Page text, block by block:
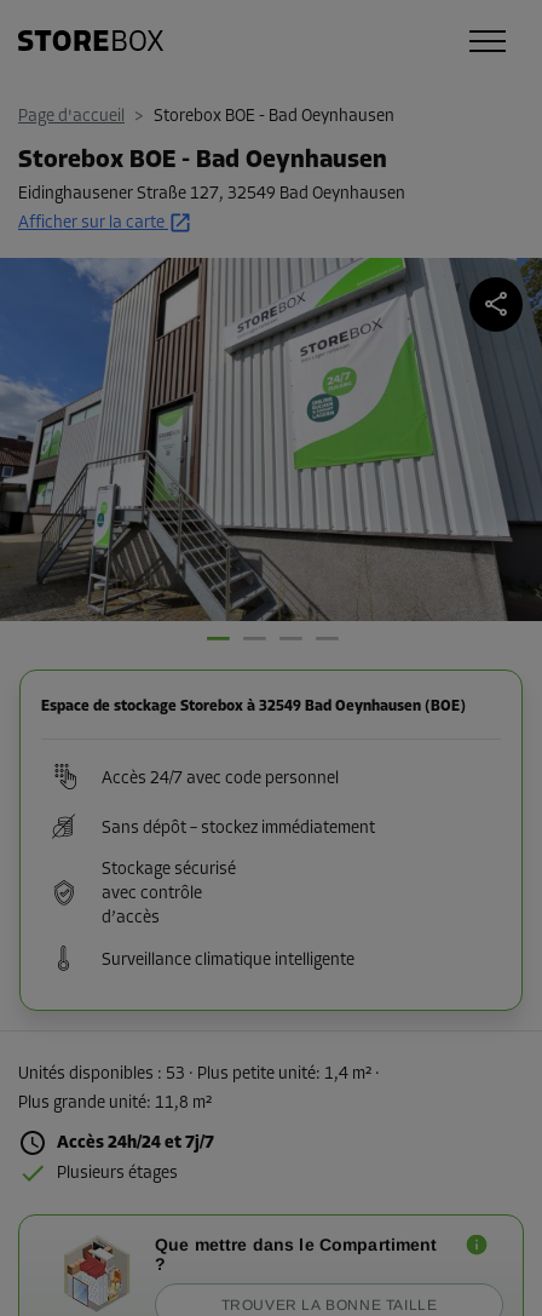
Page d'accueil > Storebox BOE - Bad Oeynhausen
Storebox BOE - Bad Oeynhausen
Eidinghausener Straße 127, 32549 Bad Oeynhausen
Afficher sur la carte
Espace de stockage Storebox à 32549 Bad Oeynhausen (BOE)
Accès 24/7 avec code personnel
Sans dépôt – stockez immédiatement
Stockage sécurisé
avec contrôle
d’accès
Surveillance climatique intelligente
Unités disponibles : 53 · Plus petite unité: 1,4 m² ·
Plus grande unité: 11,8 m²
Accès 24h/24 et 7j/7
Plusieurs étages
Que mettre dans le Compartiment
?
TROUVER LA BONNE TAILLE